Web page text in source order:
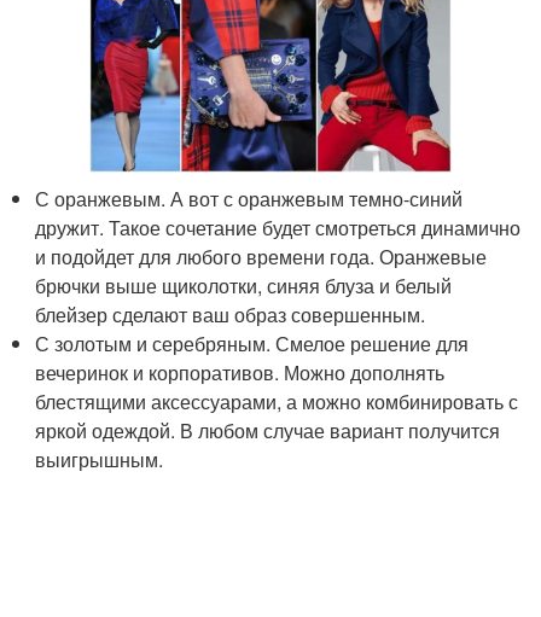
С оранжевым. А вот с оранжевым темно-синий
дружит. Такое сочетание будет смотреться динамично
и подойдет для любого времени года. Оранжевые
брючки выше щиколотки, синяя блуза и белый
блейзер сделают ваш образ совершенным.
С золотым и серебряным. Смелое решение для
вечеринок и корпоративов. Можно дополнять
блестящими аксессуарами, а можно комбинировать с
яркой одеждой. В любом случае вариант получится
выигрышным.